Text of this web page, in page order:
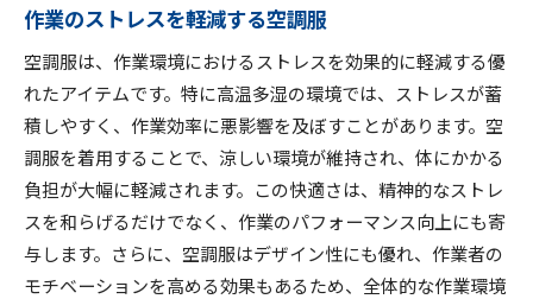
みんなで涼しさを享受するための提案
空調服の効果を最大化する環境作り
涼しい作業環境を実現するためのステップ
空調服で協力する職場作り
空調服を最大限に活用するためのヒント
空調服の効果を引き出す管理法
長持ちする空調服のメンテナンス法
空調服を活用した効果的な作業計画
作業のストレスを軽減する空調服
空調服は、作業環境におけるストレスを効果的に軽減する優
れたアイテムです。特に高温多湿の環境では、ストレスが蓄
積しやすく、作業効率に悪影響を及ぼすことがあります。空
調服を着用することで、涼しい環境が維持され、体にかかる
負担が大幅に軽減されます。この快適さは、精神的なストレ
スを和らげるだけでなく、作業のパフォーマンス向上にも寄
与します。さらに、空調服はデザイン性にも優れ、作業者の
モチベーションを高める効果もあるため、全体的な作業環境